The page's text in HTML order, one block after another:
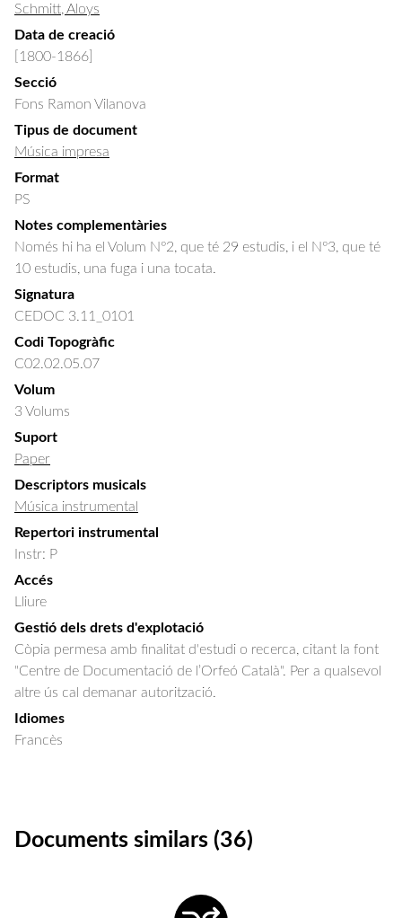
Schmitt, Aloys
Data de creació
[1800-1866]
Secció
Fons Ramon Vilanova
Tipus de document
Música impresa
Format
PS
Notes complementàries
Només hi ha el Volum Nº2, que té 29 estudis, i el Nº3, que té
10 estudis, una fuga i una tocata.
Signatura
CEDOC 3.11_0101
Codi Topogràfic
C02.02.05.07
Volum
3 Volums
Suport
Paper
Descriptors musicals
Música instrumental
Repertori instrumental
Instr: P
Accés
Lliure
Gestió dels drets d'explotació
Còpia permesa amb finalitat d'estudi o recerca, citant la font
"Centre de Documentació de l’Orfeó Català". Per a qualsevol
altre ús cal demanar autorització.
Idiomes
Francès
Documents similars (36)